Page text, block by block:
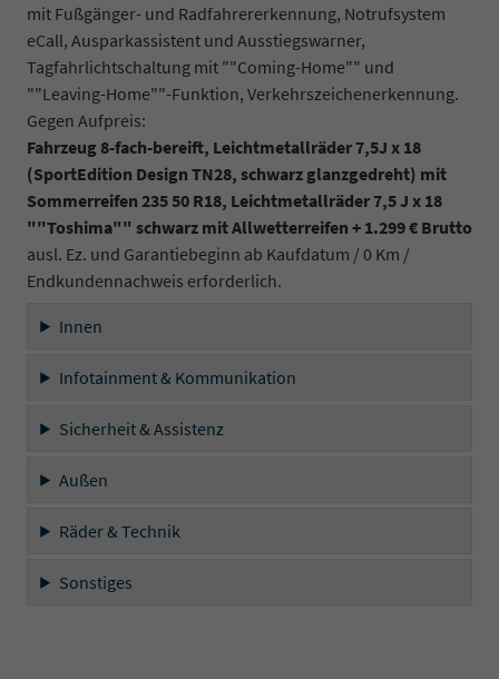
mit Fußgänger- und Radfahrererkennung, Notrufsystem
eCall, Ausparkassistent und Ausstiegswarner,
Tagfahrlichtschaltung mit ""Coming-Home"" und
""Leaving-Home""-Funktion, Verkehrszeichenerkennung.
Gegen Aufpreis:
Fahrzeug 8-fach-bereift, Leichtmetallräder 7,5J x 18
(SportEdition Design TN28, schwarz glanzgedreht) mit
Sommerreifen 235 50 R18, Leichtmetallräder 7,5 J x 18
""Toshima"" schwarz mit Allwetterreifen + 1.299 € Brutto
ausl. Ez. und Garantiebeginn ab Kaufdatum / 0 Km /
Endkundennachweis erforderlich.
Innen
Infotainment & Kommunikation
Sicherheit & Assistenz
Außen
Räder & Technik
Sonstiges